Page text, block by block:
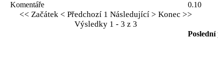
Komentáře
0.10
<< Začátek < Předchozí 1 Následující > Konec >>
Výsledky 1 - 3 z 3